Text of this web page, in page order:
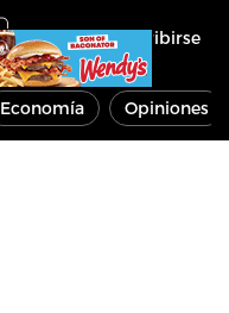
Inscribirse
Economía Opiniones